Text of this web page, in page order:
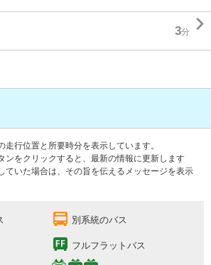
3分 
走行位置と所要時分を表示しています。
ンをクリックすると、最新の情報に更新します
ていた場合は、その旨を伝えるメッセージを表示
別系統のバス
フルフラットバス